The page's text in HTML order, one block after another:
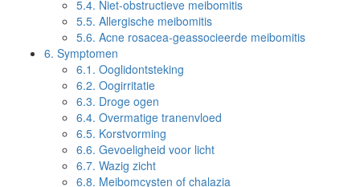
5.4. Niet-obstructieve meibomitis
5.5. Allergische meibomitis
5.6. Acne rosacea-geassocieerde meibomitis
6. Symptomen
6.1. Ooglidontsteking
6.2. Oogirritatie
6.3. Droge ogen
6.4. Overmatige tranenvloed
6.5. Korstvorming
6.6. Gevoeligheid voor licht
6.7. Wazig zicht
6.8. Meibomcysten of chalazia